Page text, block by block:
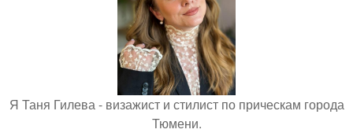
Я Таня Гилева - визажист и стилист по прическам города
Тюмени.